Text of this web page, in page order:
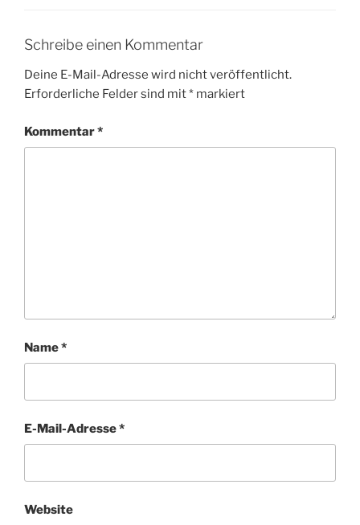
Schreibe einen Kommentar
Deine E-Mail-Adresse wird nicht veröffentlicht.
Erforderliche Felder sind mit* markiert
Kommentar*
Name*
E-Mail-Adresse*
Website